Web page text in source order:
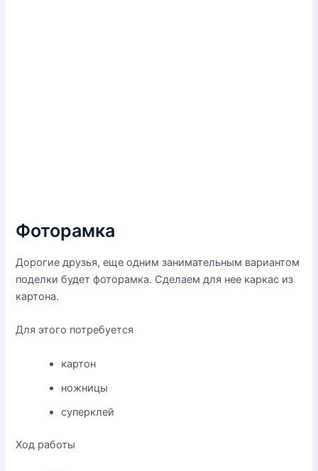
Фоторамка
Дорогие друзья, еще одним занимательным вариантом
поделки будет фоторамка. Сделаем для нее каркас из
картона.
Для этого потребуется
картон
ножницы
суперклей
Ход работы